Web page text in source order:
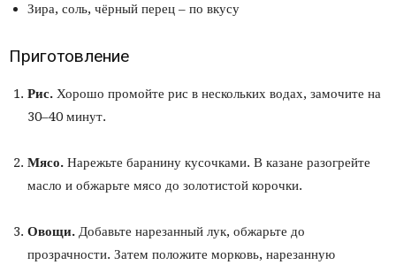
Зира, соль, чёрный перец – по вкусу
Приготовление
Рис. Хорошо промойте рис в нескольких водах, замочите на
30–40 минут.
Мясо. Нарежьте баранину кусочками. В казане разогрейте
масло и обжарьте мясо до золотистой корочки.
Овощи. Добавьте нарезанный лук, обжарьте до
прозрачности. Затем положите морковь, нарезанную